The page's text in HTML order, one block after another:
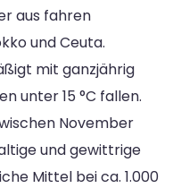
aus fahren
und Ceuta.
mit ganzjährig
unter 15 °C fallen.
November
und gewittrige
Mittel bei ca. 1.000